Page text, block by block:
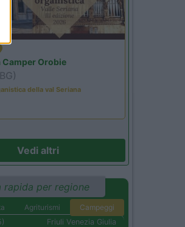
Camper Orobie
della val Seriana
Vedi altri
rapida per regione
Agriturismi
Campeggi
Friuli Venezia Giulia